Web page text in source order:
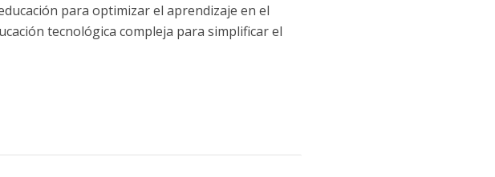
para optimizar el aprendizaje en el
tecnológica compleja para simplificar el